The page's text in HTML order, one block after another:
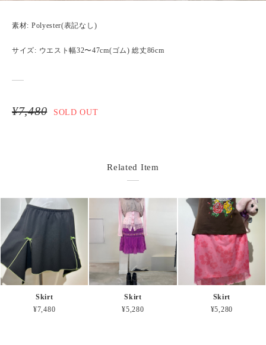
素材: Polyester(表記なし)
サイズ: ウエスト幅32〜47cm(ゴム) 総丈86cm
¥7,480 SOLD OUT
Related Item
Skirt
¥7,480
Skirt
¥5,280
Skirt
¥5,280